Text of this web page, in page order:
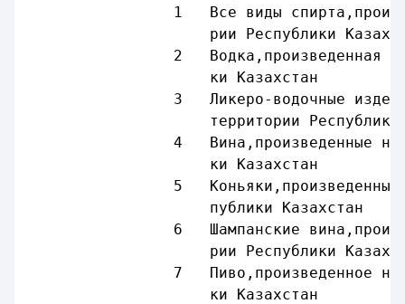
1   Все виды
рии Республики
2   Водка,произведенная на
ки Казахстан
3   Ликеро-водочные
территории Республики
4   Вина,произведенные на
ки Казахстан
5   Коньяки,произведенные на
публики Казахстан
6   Шампанские
рии Республики
7   Пиво,произведенное на
ки Казахстан